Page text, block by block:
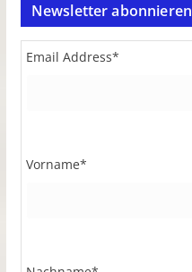
Newsletter abonnieren
Email Address*
Vorname*